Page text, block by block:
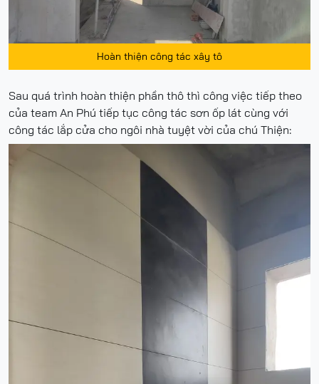
Hoàn thiện công tác xây tô
Sau quá trình hoàn thiện phần thô thì công việc tiếp theo
của team An Phú tiếp tục công tác sơn ốp lát cùng với
công tác lắp cửa cho ngôi nhà tuyệt vời của chú Thiện: